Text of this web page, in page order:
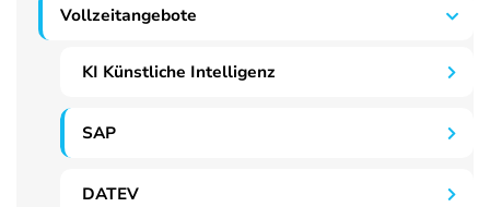
Vollzeitangebote
KI Künstliche Intelligenz
SAP
DATEV